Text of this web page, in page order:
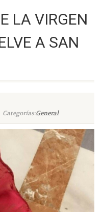
LA VIRGEN
A SAN
Categorías:General